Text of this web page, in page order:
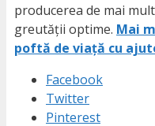
producerea de mai
greutății optime. Mai
poftă de viață cu
Facebook
Twitter
Pinterest